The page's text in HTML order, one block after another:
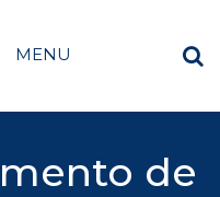
MENU
de